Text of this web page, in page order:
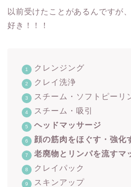
以前受けたことがあるんですが
好き！！！
クレンジング
クレイ洗浄
スチーム・ソフトピーリ
スチーム・吸引
ヘッドマッサージ
顔の筋肉をほぐす・強化
老廃物とリンパを流すマ
クレイパック
スキンアップ